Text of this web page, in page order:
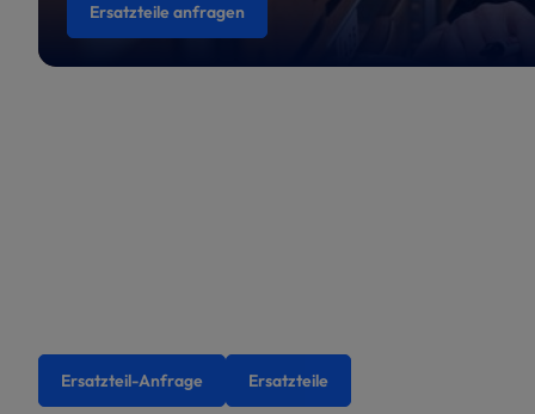
Ersatzteile anfragen
Ersatzteil-Anfrage Ersatzteile